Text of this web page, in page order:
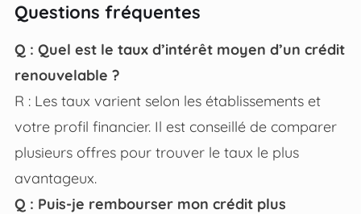
Questions fréquentes
Q : Quel est le taux d’intérêt moyen d’un crédit
renouvelable ?
R : Les taux varient selon les établissements et
votre profil financier. Il est conseillé de comparer
plusieurs offres pour trouver le taux le plus
avantageux.
Q : Puis-je rembourser mon crédit plus